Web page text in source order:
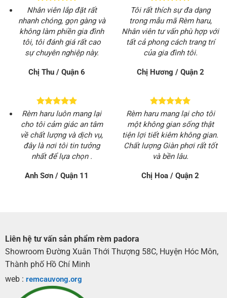
Nhân viên lắp đặt rất
nhanh chóng, gọn gàng và
không làm phiền gia đình
tôi, tôi đánh giá rất cao
sự chuyên nghiệp này.
Chị Thu / Quận 6
Rèm haru luôn mang lại
cho tôi cảm giác an tâm
về chất lượng và dịch vụ,
đây là nơi tôi tin tưởng
nhất để lựa chọn .
Anh Sơn / Quận 11
Tôi rất thích sự đa dạng
trong mẫu mã Rèm haru,
Nhân viên tư vấn phù hợp với
tất cả phong cách trang trí
của gia đình tôi.
Chị Hương / Quận 2
Rèm haru mang lại cho tôi
một không gian sống thật
tiện lợi tiết kiêm không gian.
Chất lượng Giàn phơi rất tốt
và bền lâu.
Chị Hoa / Quận 2
Liên hệ tư vấn sản phẩm rèm padora
Showroom Đường Xuân Thới Thượng 58C, Huyện Hóc Môn,
Thành phố Hồ Chí Minh
web : remcauvong.org